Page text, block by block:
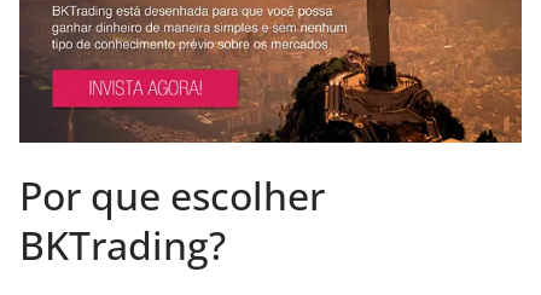
Por que escolher
BKTrading?